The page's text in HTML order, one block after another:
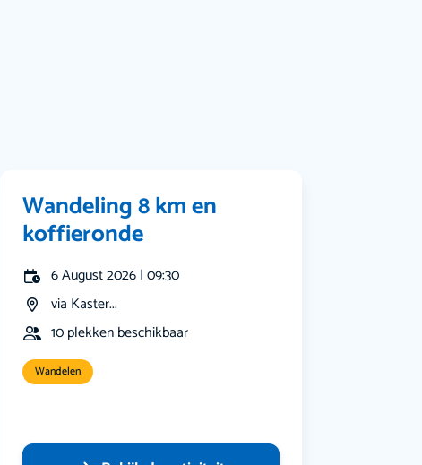
Wandeling 8 km en
koffieronde
6 August 2026 | 09:30
via Kaster...
10 plekken beschikbaar
Wandelen